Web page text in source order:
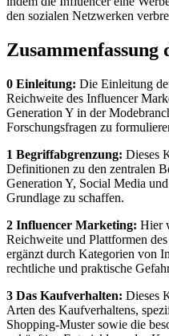
den sozialen Netzwerken
0 Einleitung: Die Einleitung
Reichweite des Influencer
Generation Y in der
Forschungsfragen zu
1 Begriffabgrenzung: Dieses
Definitionen zu den zentralen
Generation Y, Social Media
Grundlage zu schaffen.
2 Influencer Marketing: Hier
Reichweite und Plattformen
ergänzt durch Kategorien von
rechtliche und praktische
3 Das Kaufverhalten: Dieses
Arten des Kaufverhaltens,
Shopping-Muster sowie die